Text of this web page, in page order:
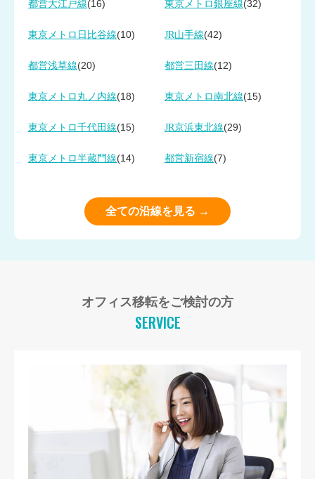
都営大江戸線(16) 東京メトロ銀座線(32)
東京メトロ日比谷線(10) JR山手線(42)
都営浅草線(20) 都営三田線(12)
東京メトロ丸ノ内線(18) 東京メトロ南北線(15)
東京メトロ千代田線(15) JR京浜東北線(29)
東京メトロ半蔵門線(14) 都営新宿線(7)
全ての沿線を見る →
オフィス移転をご検討の方
SERVICE